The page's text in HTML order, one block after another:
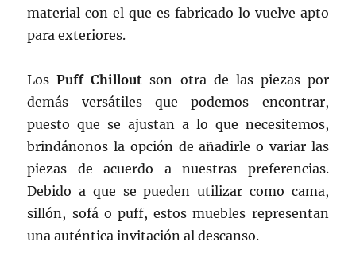
material con el que es fabricado lo vuelve apto
para exteriores.
LosPuff Chillout son otra de las piezas por
demás versátiles que podemos encontrar,
puesto que se ajustan a lo que necesitemos,
brindánonos la opción de añadirle o variar las
piezas de acuerdo a nuestras preferencias.
Debido a que se pueden utilizar como cama,
sillón, sofá o puff, estos muebles representan
una auténtica invitación al descanso.